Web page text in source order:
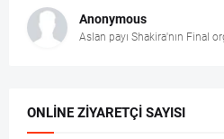
Anonymous
Aslan payı Shakira'nın Final
ONLINE ZIYARETÇI SAYISI